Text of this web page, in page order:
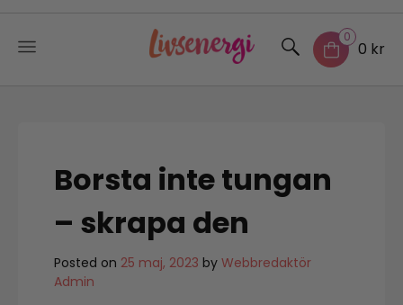
0
0 kr
Borsta inte tungan
– skrapa den
Posted on 25 maj, 2023 by Webbredaktör
Admin